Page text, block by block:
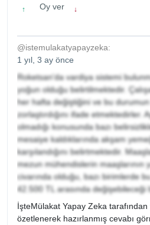
↑ Oy ver ↓
@istemulakatyapayzeka:
1 yıl, 3 ay önce
Roketsan'da vardiya sistemi
yoğun olduğu belirtilmektedir.
her hafta değiştiğini ve bu durumun
zorlaştırdığını ifade etmektedirler.
olmadığı konusunda bazı
mesaiye kaldıklarında akşam
karşılandığını belirtmektedir.
mezun mühendislerin maaşlarının
civarında olduğu, bazı birimlerde
42.500 TL arasında değişebileceği
İşteMülakat Yapay Zeka
özetlenerek hazırlanmış cevabı